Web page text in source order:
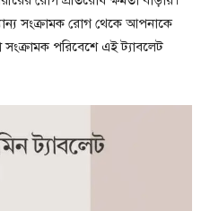
সংক্রামক রোগ থেকে আপনাকে
পরিবেশে এই ট্যাবলেট